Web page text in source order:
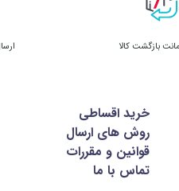
خرید اقساطی
روش های ارسال
قوانین و مقررات
تماس با ما